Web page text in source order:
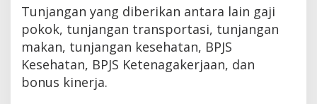
Tunjangan yang diberikan antara lain gaji
pokok, tunjangan transportasi, tunjangan
makan, tunjangan kesehatan, BPJS
Kesehatan, BPJS Ketenagakerjaan, dan
bonus kinerja.